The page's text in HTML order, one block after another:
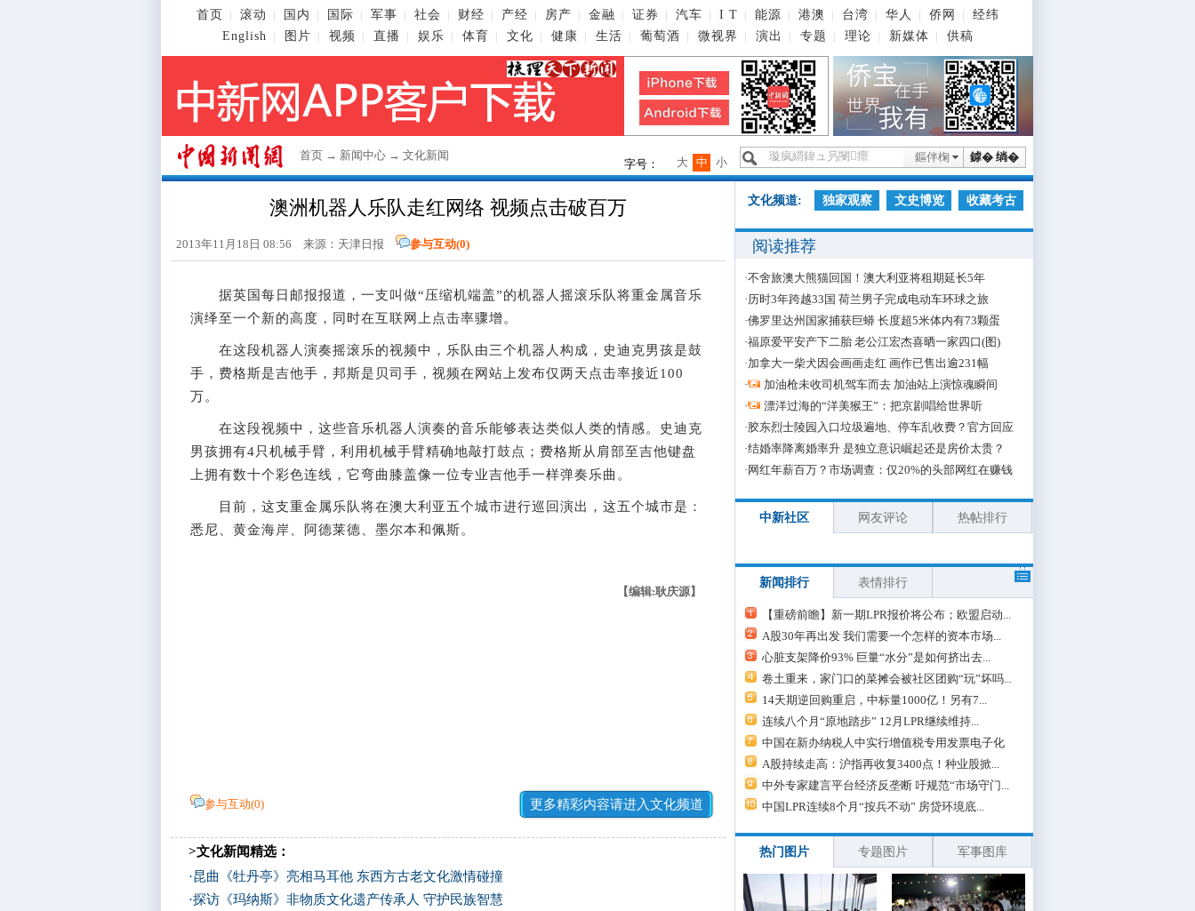
首页 滚动 国内 国际 军事 社会 财经 产经 房产 金融 证券 汽车 I T 能源 港澳 台湾 华人 侨网
经纬
English
图片 视频 直播 娱乐 体育 文化 健康 生活 葡萄酒 微视界 演出 专题 理论 新媒体 供稿
首页 → 新闻中心 → 文化新闻 鎼� 绱�
鏂伴椈
字号： 小
中
大
澳洲机器人乐队走红网络 视频点击破百万
2013年11月18日 08:56 来源：天津日报 参与互动(0)
据英国每日邮报报道，一支叫做“压缩机端盖”的机器人摇滚乐队将重金属音乐
演绎至一个新的高度，同时在互联网上点击率骤增。
在这段机器人演奏摇滚乐的视频中，乐队由三个机器人构成，史迪克男孩是鼓
手，费格斯是吉他手，邦斯是贝司手，视频在网站上发布仅两天点击率接近100
万。
在这段视频中，这些音乐机器人演奏的音乐能够表达类似人类的情感。史迪克
男孩拥有4只机械手臂，利用机械手臂精确地敲打鼓点；费格斯从肩部至吉他键盘
上拥有数十个彩色连线，它弯曲膝盖像一位专业吉他手一样弹奏乐曲。
目前，这支重金属乐队将在澳大利亚五个城市进行巡回演出，这五个城市是：
悉尼、黄金海岸、阿德莱德、墨尔本和佩斯。
【编辑:耿庆源】
参与互动(0) 更多精彩内容请进入文化频道
>文化新闻精选：
·昆曲《牡丹亭》亮相马耳他 东西方古老文化激情碰撞
·探访《玛纳斯》非物质文化遗产传承人 守护民族智慧
文化频道: 独家观察 文史博览 收藏考古
阅读推荐
·不舍旅澳大熊猫回国！澳大利亚将租期延长5年
·历时3年跨越33国 荷兰男子完成电动车环球之旅
·佛罗里达州国家捕获巨蟒 长度超5米体内有73颗蛋
·福原爱平安产下二胎 老公江宏杰喜晒一家四口(图)
·加拿大一柴犬因会画画走红 画作已售出逾231幅
·
加油枪未收司机驾车而去 加油站上演惊魂瞬间
·
漂洋过海的“洋美猴王”：把京剧唱给世界听
·胶东烈士陵园入口垃圾遍地、停车乱收费？官方回应
·结婚率降离婚率升 是独立意识崛起还是房价太贵？
· 网红年薪百万？市场调查：仅20%的头部网红在赚钱
中新社区 网友评论 热帖排行
新闻排行 表情排行
【重磅前瞻】新一期LPR报价将公布；欧盟启动...
A股30年再出发 我们需要一个怎样的资本市场...
心脏支架降价93% 巨量“水分”是如何挤出去...
卷土重来，家门口的菜摊会被社区团购“玩”坏吗...
14天期逆回购重启，中标量1000亿！另有7...
连续八个月“原地踏步” 12月LPR继续维持...
中国在新办纳税人中实行增值税专用发票电子化
A股持续走高：沪指再收复3400点！种业股掀...
中外专家建言平台经济反垄断 吁规范“市场守门...
中国LPR连续8个月“按兵不动” 房贷环境底...
热门图片 专题图片 军事图库